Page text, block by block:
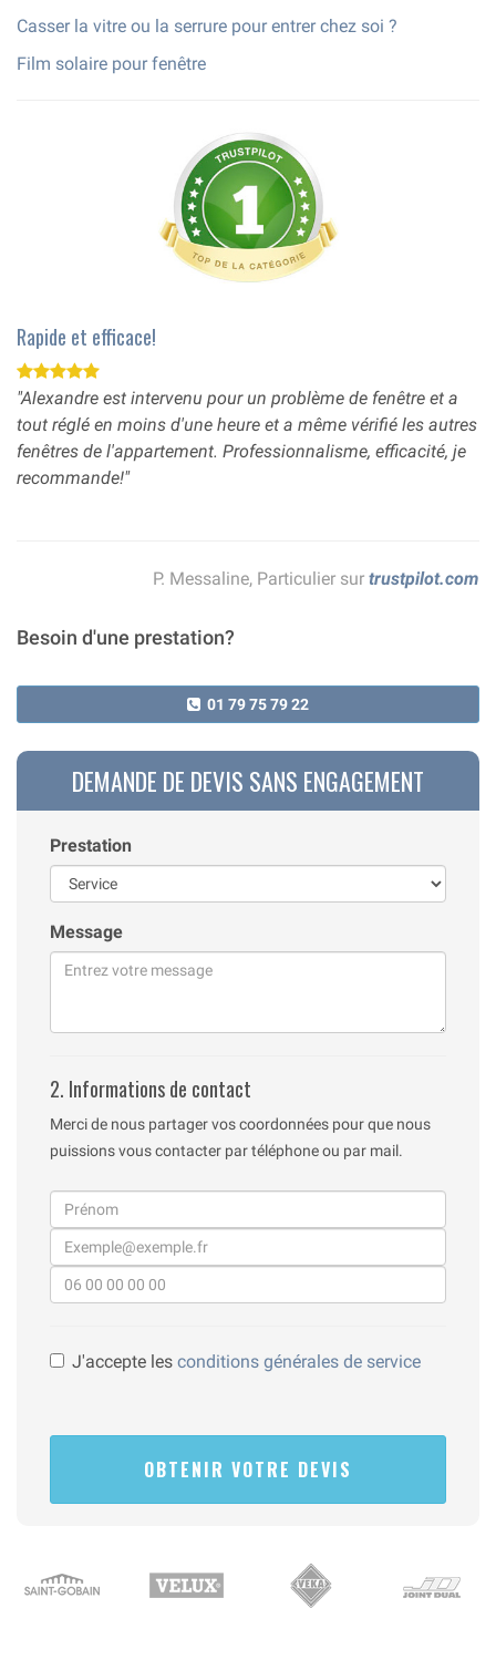
Casser la vitre ou la serrure pour entrer chez soi ?
Film solaire pour fenêtre
Rapide et efficace!
"Alexandre est intervenu pour un problème de fenêtre et a
tout réglé en moins d'une heure et a même vérifié les autres
fenêtres de l'appartement. Professionnalisme, efficacité, je
recommande!"
P. Messaline, Particulier sur trustpilot.com
Besoin d'une prestation?
01 79 75 79 22
DEMANDE DE DEVIS SANS ENGAGEMENT
Prestation
Message
2. Informations de contact
Merci de nous partager vos coordonnées pour que nous
puissions vous contacter par téléphone ou par mail.
J'accepte les conditions générales de service